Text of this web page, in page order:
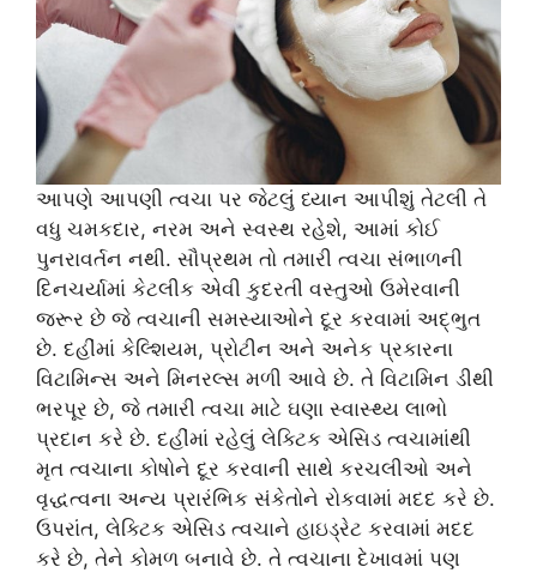
આપણે આપણી ત્વચા પર જેટલું ધ્યાન આપીશું તેટલી તે
વધુ ચમકદાર, નરમ અને સ્વસ્થ રહેશે, આમાં કોઈ
પુનરાવર્તન નથી. સૌપ્રથમ તો તમારી ત્વચા સંભાળની
દિનચર્યામાં કેટલીક એવી કુદરતી વસ્તુઓ ઉમેરવાની
જરૂર છે જે ત્વચાની સમસ્યાઓને દૂર કરવામાં અદ્ભુત
છે. દહીંમાં કેલ્શિયમ, પ્રોટીન અને અનેક પ્રકારના
વિટામિન્સ અને મિનરલ્સ મળી આવે છે. તે વિટામિન ડીથી
ભરપૂર છે, જે તમારી ત્વચા માટે ઘણા સ્વાસ્થ્ય લાભો
પ્રદાન કરે છે. દહીંમાં રહેલું લેક્ટિક એસિડ ત્વચામાંથી
મૃત ત્વચાના કોષોને દૂર કરવાની સાથે કરચલીઓ અને
વૃદ્ધત્વના અન્ય પ્રારંભિક સંકેતોને રોકવામાં મદદ કરે છે.
ઉપરાંત, લેક્ટિક એસિડ ત્વચાને હાઇડ્રેટ કરવામાં મદદ
કરે છે, તેને કોમળ બનાવે છે. તે ત્વચાના દેખાવમાં પણ